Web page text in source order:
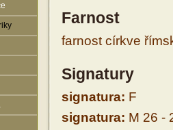
Farnost
farnost církve
Signatury
signatura: F
signatura: M 26 -